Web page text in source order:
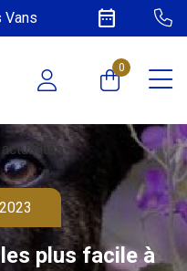
Vans date_range
0
actualités
plus facile à